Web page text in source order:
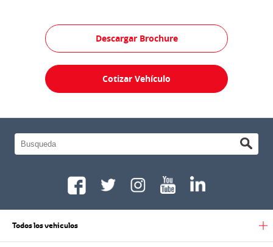
Descargar Brochure
Cotizar Vehículo
Todos los vehiculos